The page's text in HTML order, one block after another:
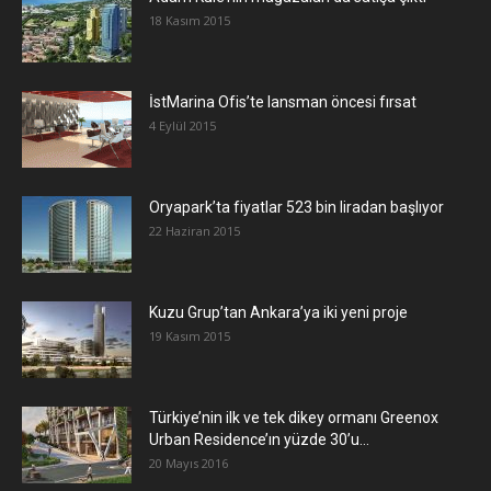
18 Kasım 2015
İstMarina Ofis’te lansman öncesi fırsat
4 Eylül 2015
Oryapark’ta fiyatlar 523 bin liradan başlıyor
22 Haziran 2015
​Kuzu Grup’tan Ankara’ya iki yeni proje
19 Kasım 2015
Türkiye’nin ilk ve tek dikey ormanı Greenox
Urban Residence’ın yüzde 30’u...
20 Mayıs 2016